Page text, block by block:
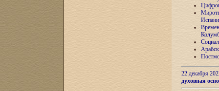
22 декабря
духовная